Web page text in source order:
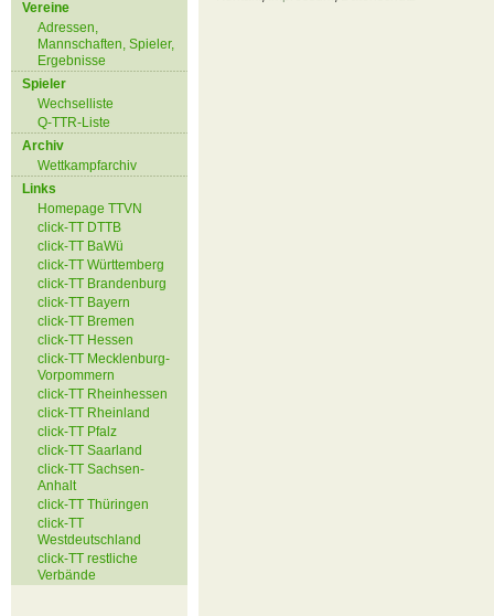
Vereine
Adressen,
Mannschaften, Spieler,
Ergebnisse
Spieler
Wechselliste
Q-TTR-Liste
Archiv
Wettkampfarchiv
Links
Homepage TTVN
click-TT DTTB
click-TT BaWü
click-TT Württemberg
click-TT Brandenburg
click-TT Bayern
click-TT Bremen
click-TT Hessen
click-TT Mecklenburg-
Vorpommern
click-TT Rheinhessen
click-TT Rheinland
click-TT Pfalz
click-TT Saarland
click-TT Sachsen-
Anhalt
click-TT Thüringen
click-TT
Westdeutschland
click-TT restliche
Verbände